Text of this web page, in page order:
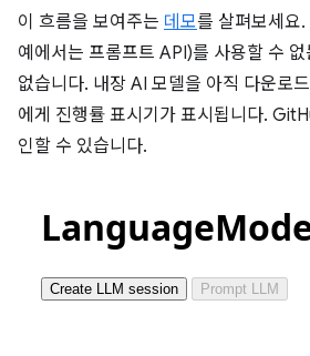
이 흐름을 보여주는 데모를 살펴보세요.
예에서는 프롬프트 API)를 사용할 수
없습니다. 내장 AI 모델을 아직 다운로
에게 진행률 표시기가 표시됩니다.
인할 수 있습니다.